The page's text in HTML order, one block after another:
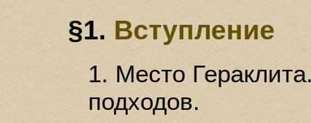
§1. Вступление
1. Место
подходов.